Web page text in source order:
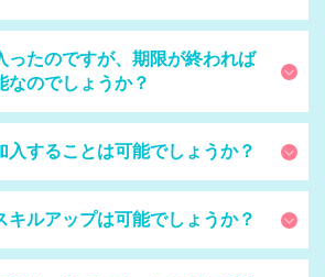
ったのですが、期限が終われば
なのでしょうか？
入することは可能でしょうか？
キルアップは可能でしょうか？